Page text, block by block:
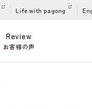
Life with pagong
Review
お客様の声